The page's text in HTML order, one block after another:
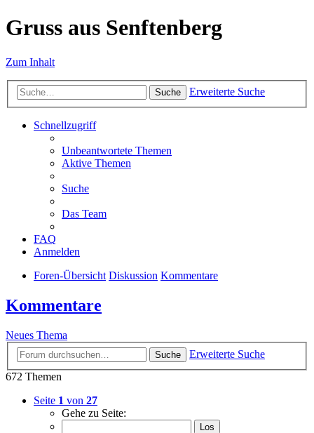
Gruss aus Senftenberg
Zum Inhalt
Suche Erweiterte Suche
Schnellzugriff
Unbeantwortete Themen
Aktive Themen
Suche
Das Team
FAQ
Anmelden
Foren-Übersicht Diskussion Kommentare
Kommentare
Neues Thema
Suche
Erweiterte Suche
672 Themen
Seite 1 von 27
Gehe zu Seite: